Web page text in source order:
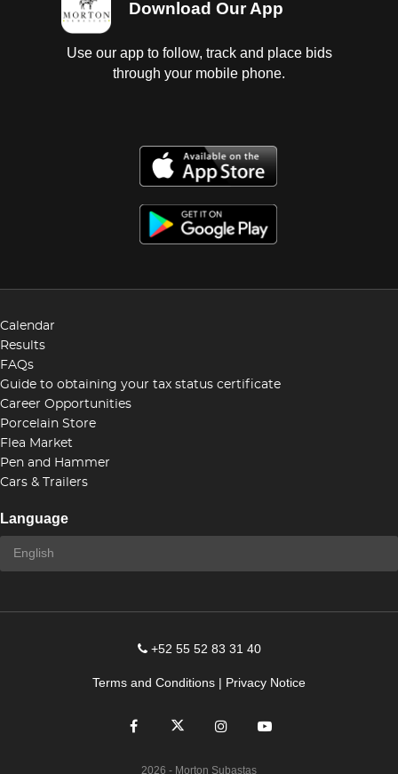
Download Our App
Use our app to follow, track and place bids
through your mobile phone.
Calendar
Results
FAQs
Guide to obtaining your tax status certificate
Career Opportunities
Porcelain Store
Flea Market
Pen and Hammer
Cars & Trailers
Language
+52 55 52 83 31 40
Terms and Conditions | Privacy Notice
2026 - Morton Subastas